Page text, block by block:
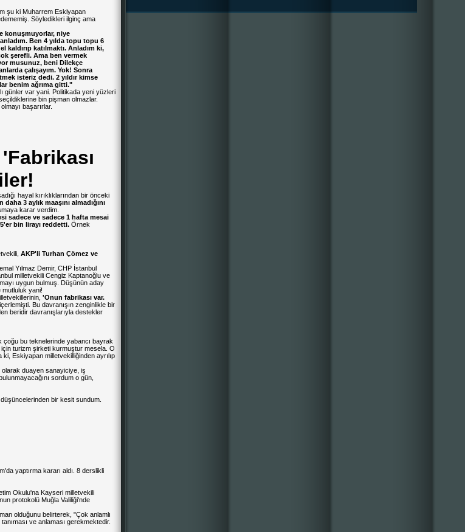
şu ki Muharrem Eskiyapan
Söyledikleri ilginç ama
konuşmuyorlar, niye
anladım. Ben 4 yılda topu topu 6
el kaldırıp katılmaktı. Anladım ki,
şerefli. Ama ben vermek
musunuz, beni Dilekçe
çalışayım. Yok! Sonra
isteriz dedi. 2 yıldır kimse
benim ağrıma gitti."
günler var yani. Politikada yeni yüzleri
bin pişman olmazlar.
başarırlar.
hayal kırıklıklarından bir önceki
daha 3 aylık maaşını almadığını
karar verdim.
sadece ve sadece 1 hafta mesai
bin lirayı reddetti. Örnek
AKP'li Turhan Çömez ve
Yılmaz Demir, CHP İstanbul
milletvekili Cengiz Kaptanoğlu ve
uygun bulmuş. Düşünün aday
mutluluk yani!
'Onun fabrikası var.
Bu davranışın zenginlikle bir
beridir davranışlarıyla destekler
çoğu bu teknelerinde yabancı bayrak
için turizm şirketi kurmuştur mesela. O
ki, Eskiyapan milletvekilliğinden ayrılıp
olarak duayen sanayiciye, iş
sordum o gün,
bir kesit sundum.
yaptırma kararı aldı. 8 derslikli
Okulu'na Kayseri milletvekili
protokolü Muğla Valiliği'nde
olduğunu belirterek, "Çok anlamlı
ve anlaması gerekmektedir.